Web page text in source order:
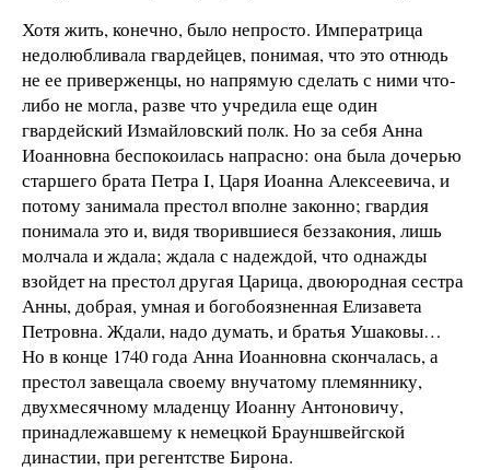
Хотя жить, конечно, было непросто. Императрица
недолюбливала гвардейцев, понимая, что это отнюдь
не ее приверженцы, но напрямую сделать с ними что-
либо не могла, разве что учредила еще один
гвардейский Измайловский полк. Но за себя Анна
Иоанновна беспокоилась напрасно: она была дочерью
старшего брата Петра I, Царя Иоанна Алексеевича, и
потому занимала престол вполне законно; гвардия
понимала это и, видя творившиеся беззакония, лишь
молчала и ждала; ждала с надеждой, что однажды
взойдет на престол другая Царица, двоюродная сестра
Анны, добрая, умная и богобоязненная Елизавета
Петровна. Ждали, надо думать, и братья Ушаковы…
Но в конце 1740 года Анна Иоанновна скончалась, а
престол завещала своему внучатому племяннику,
двухмесячному младенцу Иоанну Антоновичу,
принадлежавшему к немецкой Брауншвейгской
династии, при регентстве Бирона.